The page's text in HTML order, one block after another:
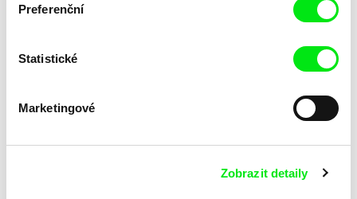
Preferenční
Statistické
Marketingové
Zobrazit detaily
Sophia Tabatadze